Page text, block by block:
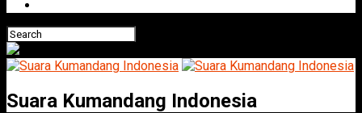
Suara Kumandang Indonesia